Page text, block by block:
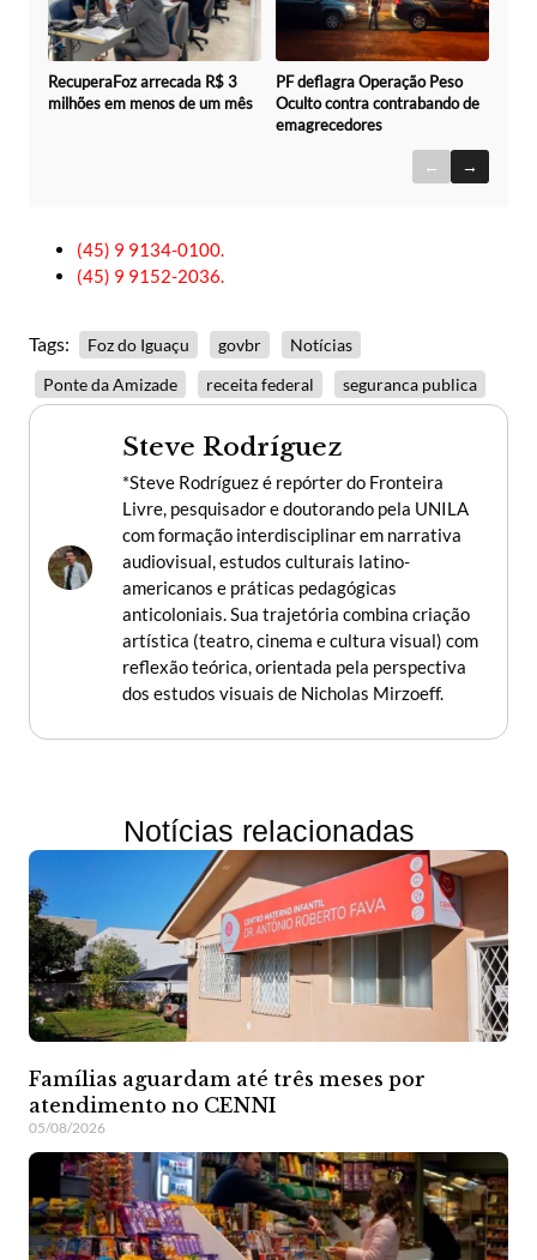
RecuperaFoz arrecada R$ 3
milhões em menos de um mês
PF deflagra Operação Peso
Oculto contra contrabando de
emagrecedores
← →
(45) 9 9134-0100.
(45) 9 9152-2036.
Tags: Foz do Iguaçu govbr
Notícias
Ponte da Amizade
receita federal seguranca publica
Steve Rodríguez
*Steve Rodríguez é repórter do Fronteira
Livre, pesquisador e doutorando pela UNILA
com formação interdisciplinar em narrativa
audiovisual, estudos culturais latino-
americanos e práticas pedagógicas
anticoloniais. Sua trajetória combina criação
artística (teatro, cinema e cultura visual) com
reflexão teórica, orientada pela perspectiva
dos estudos visuais de Nicholas Mirzoeff.
Notícias relacionadas
Famílias aguardam até três meses por
atendimento no CENNI
05/08/2026